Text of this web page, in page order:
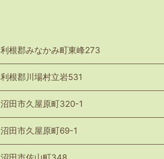
利根郡みなかみ町東峰273
利根郡川場村立岩531
沼田市久屋原町320-1
沼田市久屋原町69-1